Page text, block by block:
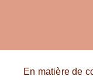
En matière de